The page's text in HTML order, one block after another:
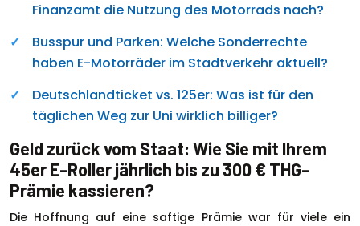
Finanzamt die Nutzung des Motorrads nach?
Busspur und Parken: Welche Sonderrechte
haben E-Motorräder im Stadtverkehr aktuell?
Deutschlandticket vs. 125er: Was ist für den
täglichen Weg zur Uni wirklich billiger?
Geld zurück vom Staat: Wie Sie mit Ihrem
45er E-Roller jährlich bis zu 300 € THG-
Prämie kassieren?
Die Hoffnung auf eine saftige Prämie war für viele ein